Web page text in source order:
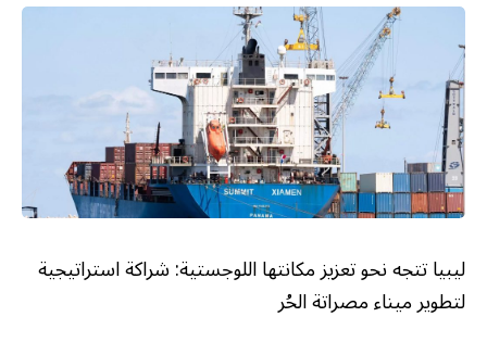
ليبيا تتجه نحو تعزيز مكانتها اللوجستية: شراكة استراتيجية
لتطوير ميناء مصراتة الحُر